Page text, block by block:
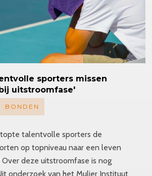
sporters missen
uitstroomfase'
talentvolle sporters de
op topniveau naar een leven
deze uitstroomfase is nog
onderzoek van het Mulier Instituut
BONDEN